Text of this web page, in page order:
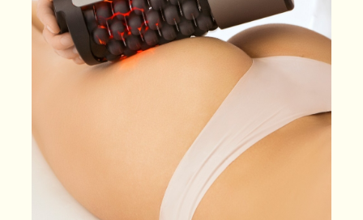
ЗАПИСАТЬСЯ НА КОНСУЛЬТАЦИЮ